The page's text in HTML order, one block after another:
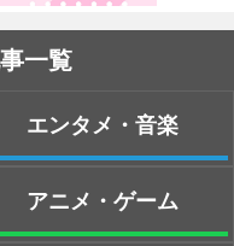
一覧
エンタメ・音楽
アニメ・ゲーム